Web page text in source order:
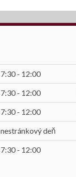
7:30 - 12:00
7:30 - 12:00
7:30 - 12:00
nestránkový deň
7:30 - 12:00